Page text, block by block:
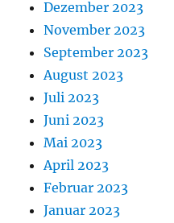
Dezember 2023
November 2023
September 2023
August 2023
Juli 2023
Juni 2023
Mai 2023
April 2023
Februar 2023
Januar 2023